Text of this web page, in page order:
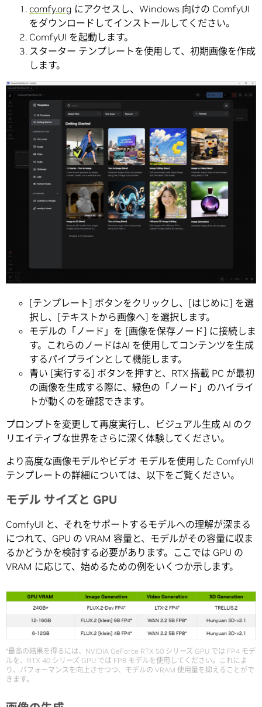
comfy.org にアクセスし、Windows 向けの ComfyUI
をダウンロードしてインストールしてください。
ComfyUI を起動します。
スターター テンプレートを使用して、初期画像を作成
します。
[テンプレート] ボタンをクリックし、[はじめに] を選
択し、[テキストから画像へ] を選択します。
モデルの「ノード」を [画像を保存ノード] に接続しま
す。これらのノードはAI を使用してコンテンツを生成
するパイプラインとして機能します。
青い [実行する] ボタンを押すと、RTX 搭載 PC が最初
の画像を生成する際に、緑色の「ノード」のハイライ
トが動くのを確認できます。
プロンプトを変更して再度実行し、ビジュアル生成 AI のク
リエイティブな世界をさらに深く体験してください。
より高度な画像モデルやビデオ モデルを使用した ComfyUI
テンプレートの詳細については、以下をご覧ください。
モデル サイズと GPU
ComfyUI と、それをサポートするモデルへの理解が深まる
につれて、GPU の VRAM 容量と、モデルがその容量に収ま
るかどうかを検討する必要があります。ここでは GPU の
VRAM に応じて、始めるための例をいくつか示します。
*最高の結果を得るには、NVIDIA GeForce RTX 50 シリーズ GPU では FP4 モデ
ルを、RTX 40 シリーズ GPU では FP8 モデルを使用してください。これによ
り、パフォーマンスを向上させつつ、モデルの VRAM 使用量を抑えることがで
きます。